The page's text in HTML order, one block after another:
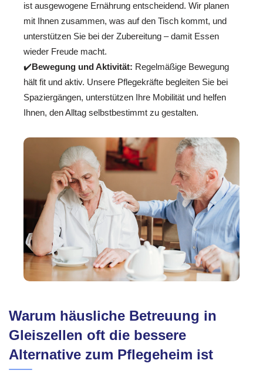
ist ausgewogene Ernährung entscheidend. Wir planen
mit Ihnen zusammen, was auf den Tisch kommt, und
unterstützen Sie bei der Zubereitung – damit Essen
wieder Freude macht.
✔️Bewegung und Aktivität: Regelmäßige Bewegung
hält fit und aktiv. Unsere Pflegekräfte begleiten Sie bei
Spaziergängen, unterstützen Ihre Mobilität und helfen
Ihnen, den Alltag selbstbestimmt zu gestalten.
Warum häusliche Betreuung in
Gleiszellen oft die bessere
Alternative zum Pflegeheim ist